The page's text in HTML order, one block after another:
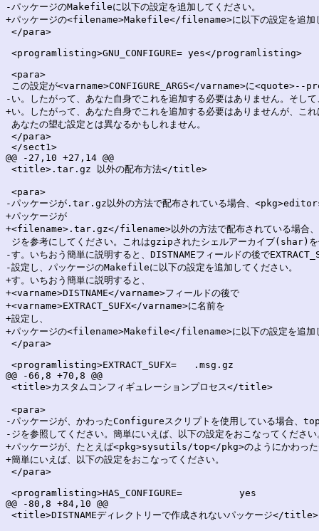
-パッケージのMakefileに以下の設定を追加してください。
+パッケージの<filename>Makefile</filename>に以下の設定を追加
</para>
<programlisting>GNU_CONFIGURE= yes</programlisting>
<para>
この設定が<varname>CONFIGURE_ARGS</varname>に
-い。したがって、あなた自身でこれを追加する必要はありません。そし
+い。したがって、あなた自身でこれを追加する必要はありませんが、これ
あなたの望む設定とは異なるかもしれません。
</para>
</sect1>
@@ -27,10 +27,14 @@
<title>.tar.gz 以外の配布方法</title>
<para>
-パッケージが.tar.gz以外の方法で配布されている場合、
+パッケージが
+<filename>.tar.gz</filename>以外の方法で配布されている場合
ジを参考にしてください。これはgzipされたシェルアーカイブ(shar)を
-す。いちおう簡単に説明すると、DISTNAMEフィールドの後で
-設定し、パッケージのMakefileに以下の設定を追加してください。
+す。いちおう簡単に説明すると、
+<varname>DISTNAME</varname>フィールドの後で
+<varname>EXTRACT_SUFX</varname>に名前を
+設定し、
+パッケージの<filename>Makefile</filename>に以下の設定を追加
</para>
<programlisting>EXTRACT_SUFX=   .msg.gz
@@ -66,8 +70,8 @@
<title>カスタムコンフィギュレーションプロセス</title>
<para>
-パッケージが、かわったConfigureスクリプトを使用している場合、
-ジを参照してください。簡単にいえば、以下の設定をおこなってください
+パッケージが、たとえば<pkg>sysutils/top</pkg>のようにかわった
+簡単にいえば、以下の設定をおこなってください。
</para>
<programlisting>HAS_CONFIGURE=          yes
@@ -80,8 +84,10 @@
<title>DISTNAMEディレクトリーで作成されないパッケージ</title>